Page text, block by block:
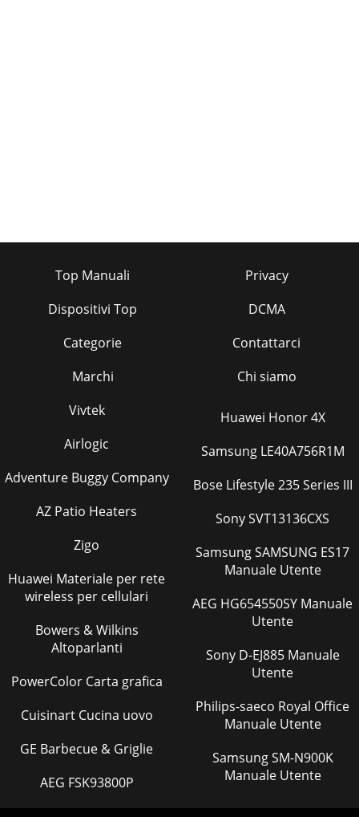
Top Manuali
Dispositivi Top
Categorie
Marchi
Privacy
DCMA
Contattarci
Chi siamo
Vivtek
Airlogic
Adventure Buggy Company
AZ Patio Heaters
Zigo
Huawei Materiale per rete
wireless per cellulari
Bowers & Wilkins
Altoparlanti
PowerColor Carta grafica
Cuisinart Cucina uovo
GE Barbecue & Griglie
AEG FSK93800P
Huawei Honor 4X
Samsung LE40A756R1M
Bose Lifestyle 235 Series III
Sony SVT13136CXS
Samsung SAMSUNG ES17
Manuale Utente
AEG HG654550SY Manuale
Utente
Sony D-EJ885 Manuale
Utente
Philips-saeco Royal Office
Manuale Utente
Samsung SM-N900K
Manuale Utente